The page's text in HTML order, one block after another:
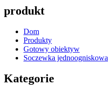
produkt
Dom
Produkty
Gotowy obiektyw
Soczewka jednoogniskowa
Kategorie